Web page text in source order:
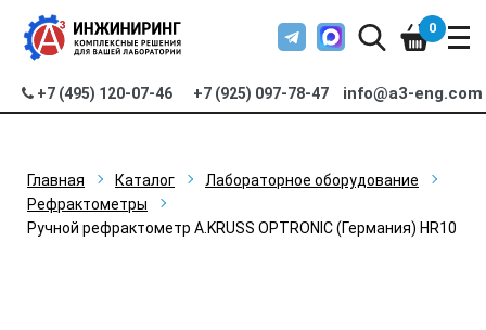
+7 (495) 120-07-46 +7 (925) 097-78-47 info@a3-eng.com
0
Главная Каталог
Лабораторное оборудование
Рефрактометры
Ручной рефрактометр A.KRUSS OPTRONIC (Германия) HR10